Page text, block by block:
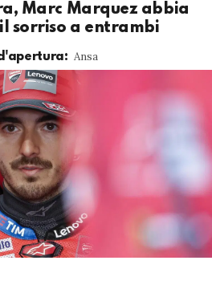
Marc Marquez abbia
sorriso a entrambi
Ansa